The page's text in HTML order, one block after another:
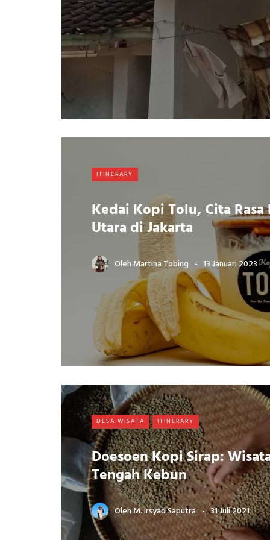
ITINERARY
Kedai Kopi Tolu, Cita
Utara di Jakarta
Oleh Martina Tobing 13 Januari 2023
DESA WISATA ITINERARY
Doesoen Kopi Sirap:
Tengah Kebun
OlehM. Irsyad Saputra 31 Juli 2021